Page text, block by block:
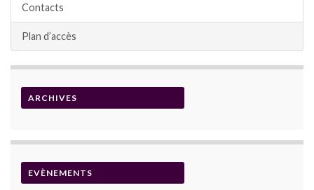
Contacts
Plan d’accès
ARCHIVES
EVÈNEMENTS